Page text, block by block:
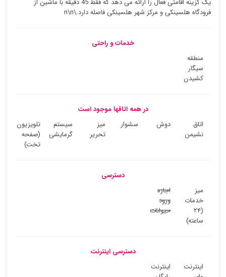
یک گزینه اقامتی فعال را ارائه می دهد که فقط 45 دقیقه با ماشین از
فرودگاه هلسینکی و مرکز شهر هلسینکی فاصله دارد.\n\n
خدمات و راحتی
منطقه
سیگار
کشیدن
در همه اتاقها موجود است
اتاق
نشیمن
دوش سشوار
میز
تحریر
سیستم
گرمایشی
تلویزیون
(صفحه
تخت)
دسترسی
میز
خدمات
(۲۴
ساعته)
اجازه
ورود
حیوانات
دسترسی اینترنت
اینترنت
اینترنت